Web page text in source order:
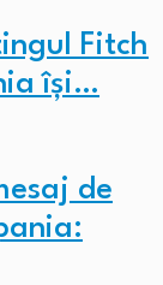
Fitch
își…
de